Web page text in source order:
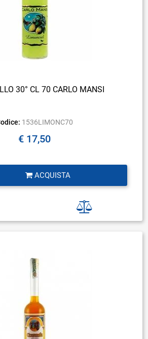
30° CL 70 CARLO MANSI
1536LIMONC70
€ 17,50
ACQUISTA